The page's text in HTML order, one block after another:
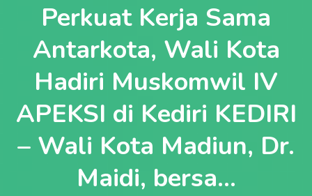
Perkuat Kerja Sama
Antarkota, Wali Kota
Hadiri Muskomwil IV
APEKSI di Kediri KEDIRI
– Wali Kota Madiun, Dr.
Maidi, bersa...